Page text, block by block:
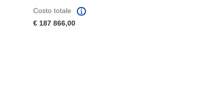
Costo totale
€ 187 866,00